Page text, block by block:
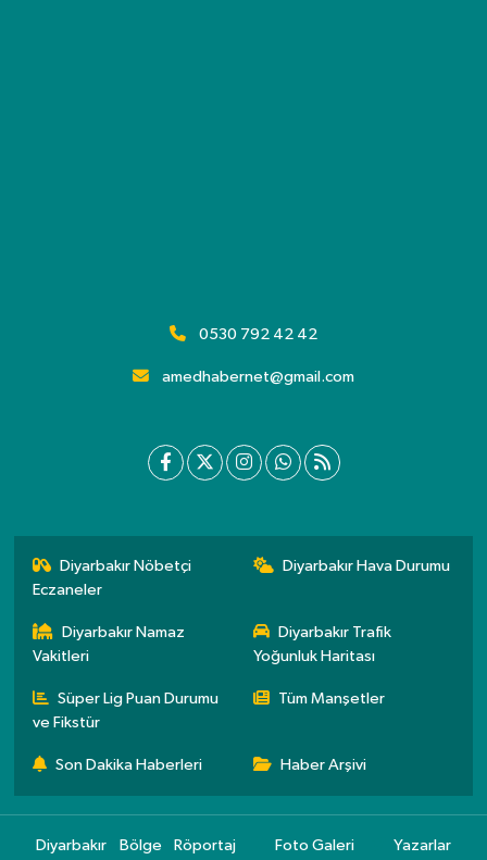
0530 792 42 42
amedhabernet@gmail.com
Diyarbakır Nöbetçi
Eczaneler
Diyarbakır Hava Durumu
Diyarbakır Namaz
Vakitleri
Diyarbakır Trafik
Yoğunluk Haritası
Süper Lig Puan Durumu
ve Fikstür
Tüm Manşetler
Son Dakika Haberleri Haber Arşivi
Diyarbakır Bölge Röportaj Foto Galeri Yazarlar